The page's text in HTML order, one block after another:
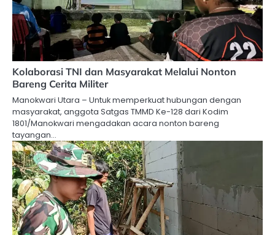
Kolaborasi TNI dan Masyarakat Melalui Nonton
Bareng Cerita Militer
Manokwari Utara – Untuk memperkuat hubungan dengan
masyarakat, anggota Satgas TMMD Ke-128 dari Kodim
1801/Manokwari mengadakan acara nonton bareng
tayangan…